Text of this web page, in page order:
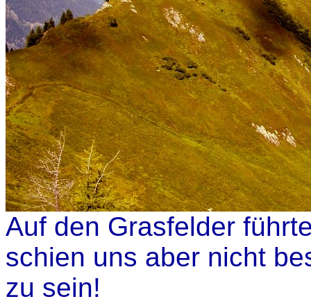
Auf den Grasfelder
schien uns aber nicht
zu sein!